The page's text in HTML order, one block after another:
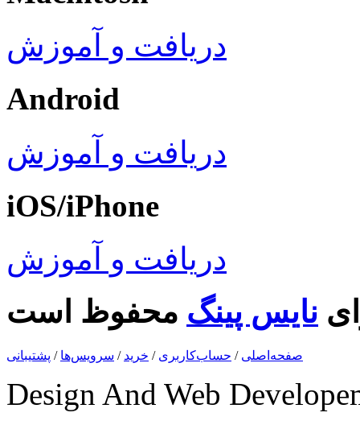
دریافت و آموزش
Android
دریافت و آموزش
iOS/iPhone
دریافت و آموزش
نایس پینگ
صفحه‌اصلی / حساب‌کاربری / خرید / سرویس‌ها / پشتیبانی
Design And Web